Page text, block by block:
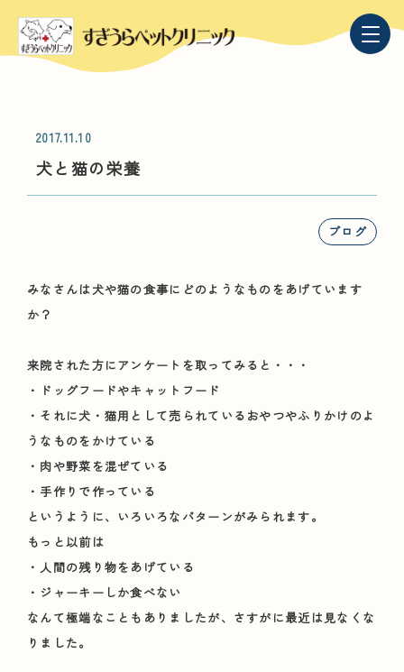
2017.11.10
犬と猫の栄養
ブログ
みなさんは犬や猫の食事にどのようなものをあげています
か？
来院された方にアンケートを取ってみると・・・
・ドッグフードやキャットフード
・それに犬・猫用として売られているおやつやふりかけのよ
うなものをかけている
・肉や野菜を混ぜている
・手作りで作っている
というように、いろいろなパターンがみられます。
もっと以前は
・人間の残り物をあげている
・ジャーキーしか食べない
なんて極端なこともありましたが、さすがに最近は見なくな
りました。